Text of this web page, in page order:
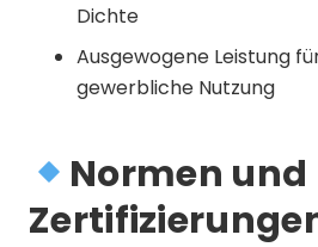
Dichte
Ausgewogene Leistung
gewerbliche Nutzung
Normen und